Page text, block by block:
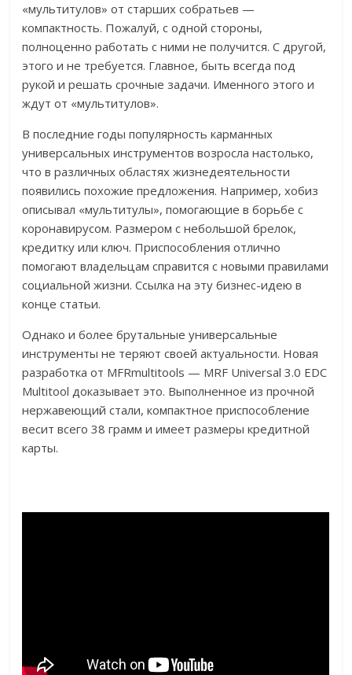
«мультитулов» от старших собратьев —
компактность. Пожалуй, с одной стороны,
полноценно работать с ними не получится. С другой,
этого и не требуется. Главное, быть всегда под
рукой и решать срочные задачи. Именного этого и
ждут от «мультитулов».
В последние годы популярность карманных
универсальных инструментов возросла настолько,
что в различных областях жизнедеятельности
появились похожие предложения. Например, хобиз
описывал «мультитулы», помогающие в борьбе с
коронавирусом. Размером с небольшой брелок,
кредитку или ключ. Приспособления отлично
помогают владельцам справится с новыми правилами
социальной жизни. Ссылка на эту бизнес-идею в
конце статьи.
Однако и более брутальные универсальные
инструменты не теряют своей актуальности. Новая
разработка от MFRmultitools — MRF Universal 3.0 EDC
Multitool доказывает это. Выполненное из прочной
нержавеющий стали, компактное приспособление
весит всего 38 грамм и имеет размеры кредитной
карты.